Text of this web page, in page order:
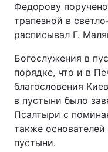
Федорову
трапезной в
расписывал Г.
Богослужения в
порядке, что и в
благословения
в пустыни было
Псалтыри с
также
пустыни.